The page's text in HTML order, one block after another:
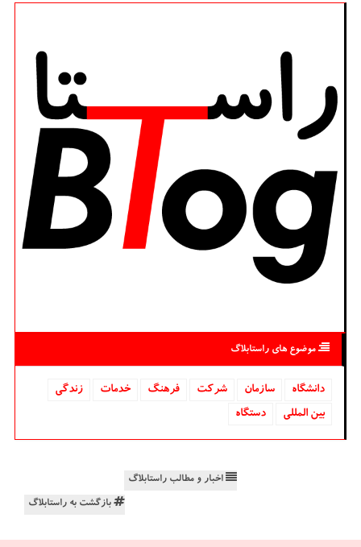
موضوع های راستابلاگ
دانشگاه‌ سازمان شركت فرهنگ خدمات
زندگی
بین المللی
دستگاه
اخبار و مطالب راستابلاگ
بازگشت به راستابلاگ